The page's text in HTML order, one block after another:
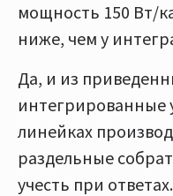
мощность 150 Вт/
ниже, чем у
Да, и из
интегрированные
линейках
раздельные
учесть при ответах.